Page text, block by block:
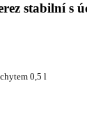
stabilní s
0,5 l